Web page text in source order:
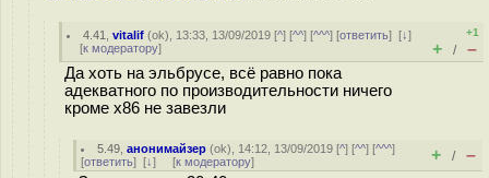
4.41 ,vitalif (ok), 13:33, 13/09/2019 [^] [^^] [^^^] [ответить][↓]
[к модератору]
+1
+ / –
Да хоть на эльбрусе, всё равно пока
адекватного по производительности ничего
кроме x86 не завезли
5.49 ,анонимайзер (ok), 14:12, 13/09/2019 [^] [^^] [^^^]
[ответить] [↓] [к модератору] + / –